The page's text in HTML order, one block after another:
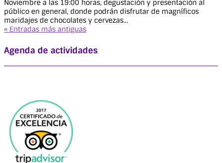
Noviembre a las 19:00 horas, degustación y presentación al
público en general, donde podrán disfrutar de magníficos
maridajes de chocolates y cervezas...
« Entradas más antiguas
Agenda de actividades